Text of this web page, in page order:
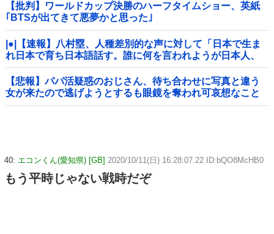
【批判】ワールドカップ決勝のハーフタイムショー、英紙
｢BTSが出てきて悪夢かと思った｣
|●|【速報】八村塁、人種差別的な声に対して「日本で生ま
れ日本で育ち日本語話す。誰に何を言われようが日本人、
日本人であるプライドがある」
【悲報】パパ活疑惑のおじさん、待ち合わせに写真と違う
女が来たので逃げようとするも眼鏡を奪われ可哀想なこと
になっているところを激写されてしまう…
40: エコンくん(愛知県) [GB] 2020/10/11(日) 16:28:07.22 ID:bQO8McHB0
もう平時じゃない戦時だぞ